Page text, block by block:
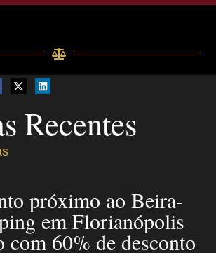
Recentes
próximo ao Beira-
em Florianópolis
com 60% de desconto